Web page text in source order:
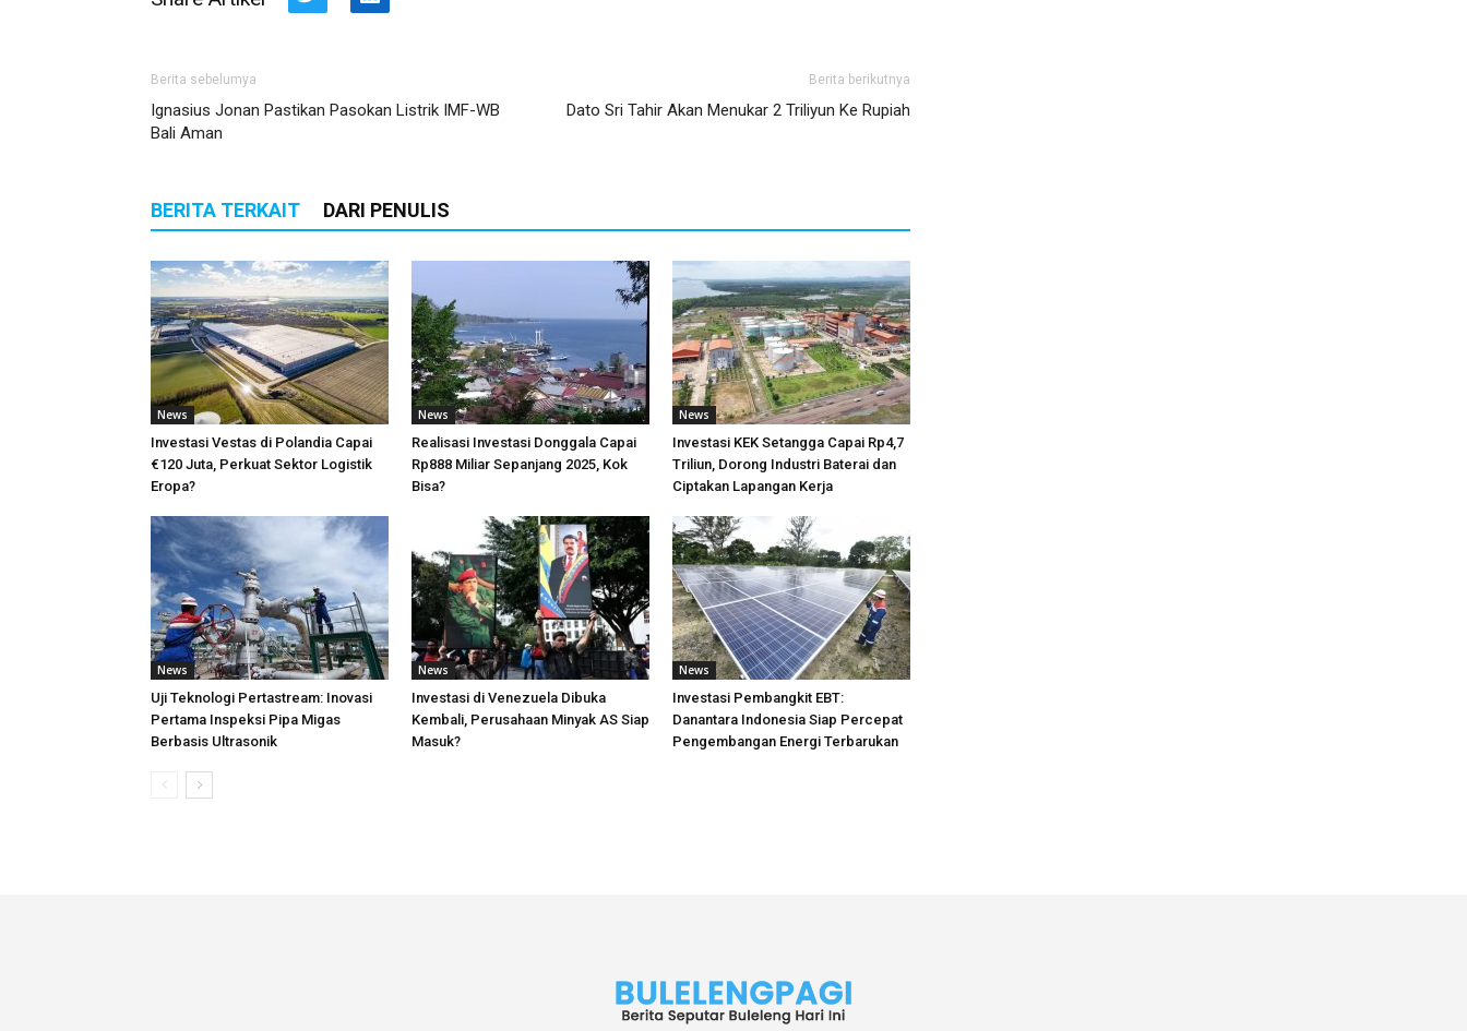
Twitter LinkedIn
Berita sebelumya
Ignasius Jonan Pastikan Pasokan Listrik IMF-WB
Bali Aman
Berita berikutnya
Dato Sri Tahir Akan Menukar 2 Triliyun Ke Rupiah
BERITA TERKAIT DARI PENULIS
News
Investasi Vestas di Polandia Capai
€120 Juta, Perkuat Sektor Logistik
Eropa?
News
Realisasi Investasi Donggala Capai
Rp888 Miliar Sepanjang 2025, Kok
Bisa?
News
Investasi KEK Setangga Capai Rp4,7
Triliun, Dorong Industri Baterai dan
Ciptakan Lapangan Kerja
News
Uji Teknologi Pertastream: Inovasi
Pertama Inspeksi Pipa Migas
Berbasis Ultrasonik
News
Investasi di Venezuela Dibuka
Kembali, Perusahaan Minyak AS Siap
Masuk?
News
Investasi Pembangkit EBT:
Danantara Indonesia Siap Percepat
Pengembangan Energi Terbarukan